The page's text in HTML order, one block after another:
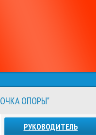
ОПОРЫ"
РУКОВОДИТЕЛЬ